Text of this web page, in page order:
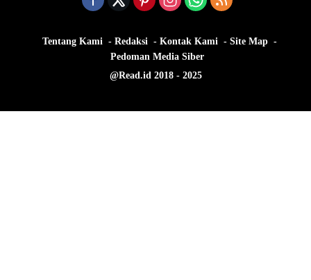
Tentang Kami Redaksi Kontak Kami
Site Map
Pedoman Media Siber
@Read.id 2018 - 2025